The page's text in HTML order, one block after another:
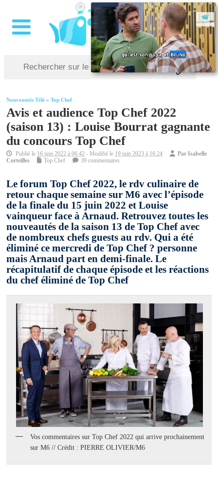
Nouveautés Télé »Top Chef
Avis et audience Top Chef 2022
(saison 13) : Louise Bourrat gagnante
du concours Top Chef
Publié le 16 juin 2022 à 06:42 - Modifié le 19 juin 2023 à 16:24 ParIsabelle
Corteilles
Top Chef 39 commentaires
Le forum Top Chef 2022, le rdv culinaire de
retour chaque semaine sur M6 avec l’épisode
de la finale du 15 juin 2022 et Louise
vainqueur face à Arnaud. Retrouvez toutes les
nouveautés de la saison 13 de Top Chef avec
de nombreux chefs guests au rdv. Qui a été
éliminé ce mercredi de Top Chef ? personne
mais Arnaud part en demi-finale. Le
récapitulatif de chaque épisode et les réactions
du chef éliminé de Top Chef
Vos commentaires sur Top Chef 2022 qui arrive prochainement
sur M6 // Crédit : PIERRE OLIVIER/M6
×